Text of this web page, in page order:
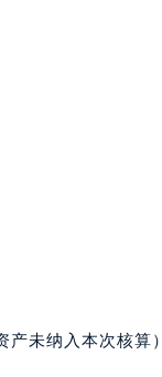
约）
未纳入本次核算）